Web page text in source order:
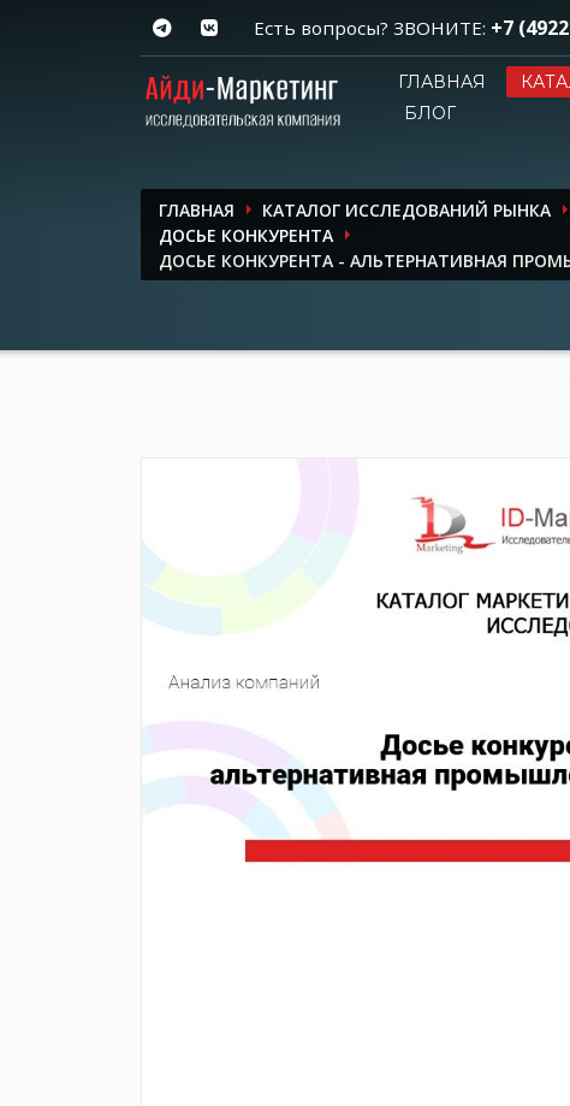
Есть вопросы? ЗВОНИТЕ: +7
ГЛАВНАЯ
БЛОГ
ГЛАВНАЯ
КАТАЛОГ ИССЛЕДОВАНИЙ РЫНКА
ДОСЬЕ КОНКУРЕНТА
ДОСЬЕ КОНКУРЕНТА - АЛЬТЕРНАТИВНАЯ